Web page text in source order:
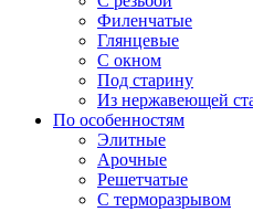
Филенчатые
Глянцевые
С окном
Под старину
Из нержавеющей
По особенностям
Элитные
Арочные
Решетчатые
С терморазрывом